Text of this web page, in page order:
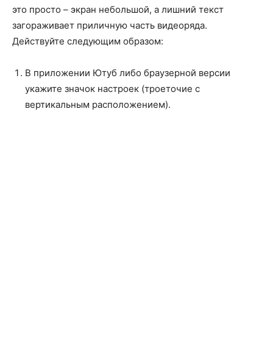
это просто – экран небольшой, а лишний текст
загораживает приличную часть видеоряда.
Действуйте следующим образом:
В приложении Ютуб либо браузерной версии
укажите значок настроек (троеточие с
вертикальным расположением).